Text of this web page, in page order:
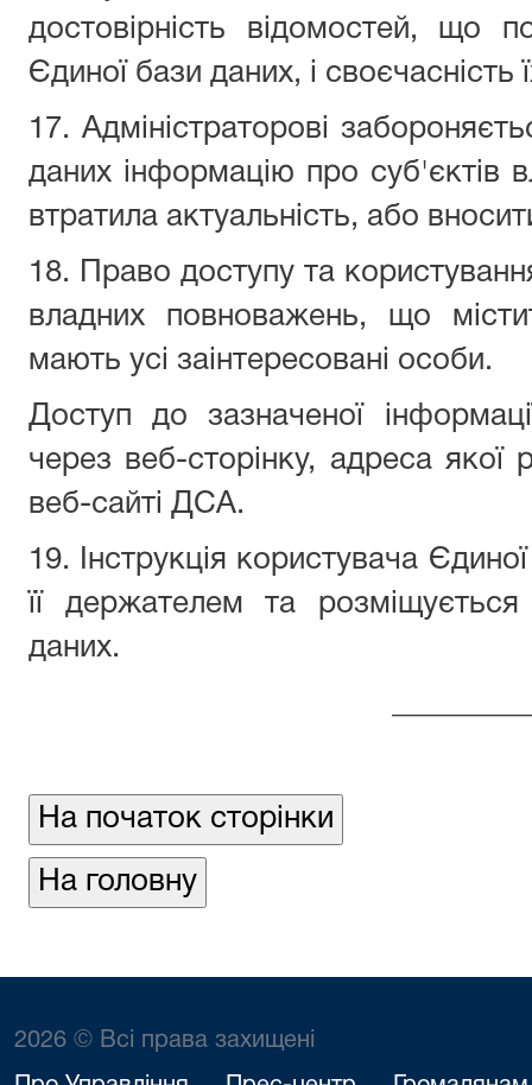
достовірність відомостей, що
Єдиної бази даних, і своєчасність
17. Адміністраторові
даних інформацію про суб'єктів
втратила актуальність, або
18. Право доступу та
владних повноважень, що
мають усі заінтересовані особи.
Доступ до зазначеної
через веб-сторінку, адреса якої
веб-сайті ДСА.
19. Інструкція користувача
її держателем та
даних.
2026 © Всі права захищені